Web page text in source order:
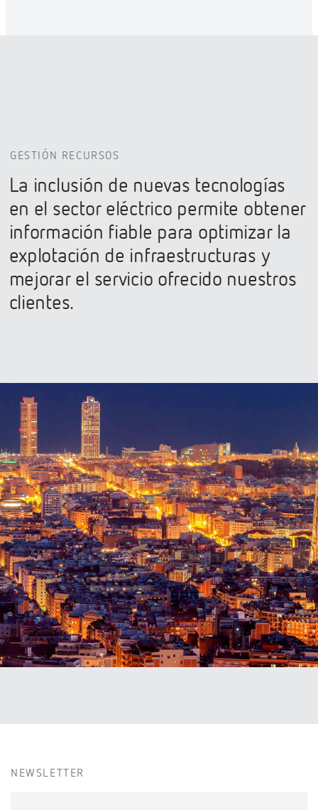
GESTIÓN RECURSOS
La inclusión de nuevas tecnologías
en el sector eléctrico permite obtener
información fiable para optimizar la
explotación de infraestructuras y
mejorar el servicio ofrecido nuestros
clientes.
NEWSLETTER